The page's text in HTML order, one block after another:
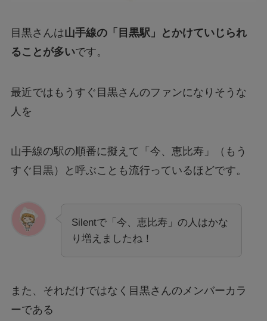
目黒さんは山手線の「目黒駅」とかけていじられ
ることが多いです。
最近ではもうすぐ目黒さんのファンになりそうな
人を
山手線の駅の順番に擬えて「今、恵比寿」（もう
すぐ目黒）と呼ぶことも流行っているほどです。
Silentで「今、恵比寿」の人はかな
り増えましたね！
また、それだけではなく目黒さんのメンバーカラ
ーである